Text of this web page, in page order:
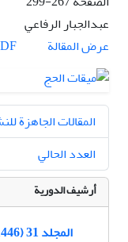
عبدالجبار الرفاعي
عرض المقالة
المقالات الجاهزة
العدد الحالي
أرشيف الدورية
المجلد 31 (1446)